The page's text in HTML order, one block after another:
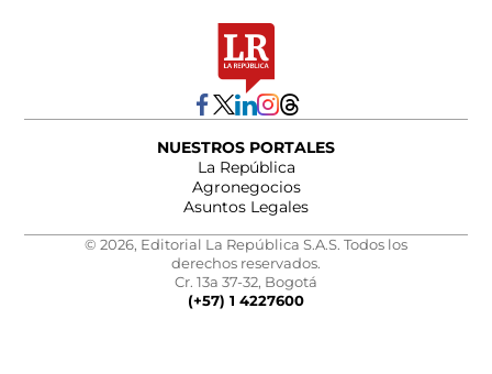
NUESTROS PORTALES
La República
Agronegocios
Asuntos Legales
© 2026, Editorial La República S.A.S. Todos los
derechos reservados.
Cr. 13a 37-32, Bogotá
(+57) 1 4227600